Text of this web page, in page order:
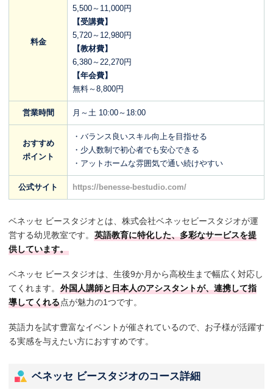
料金
5,500～11,000円
【受講費】
5,720～12,980円
【教材費】
6,380～22,270円
【年会費】
無料～8,800円
営業時間 月～土 10:00～18:00
おすすめ
ポイント
・バランス良いスキル向上を目指せる
・少人数制で初心者でも安心できる
・アットホームな雰囲気で通い続けやすい
公式サイト https://benesse-bestudio.com/
ベネッセ ビースタジオとは、株式会社ベネッセビースタジオが運
営する幼児教室です。 英語教育に特化した、多彩なサービスを提
供しています。
ベネッセ ビースタジオは、生後9か月から高校生まで幅広く対応し
てくれます。 外国人講師と日本人のアシスタントが、連携して指
導してくれる点が魅力の1つです。
英語力を試す豊富なイベントが催されているので、お子様が活躍す
る実感を与えたい方におすすめです。
ベネッセ ビースタジオのコース詳細